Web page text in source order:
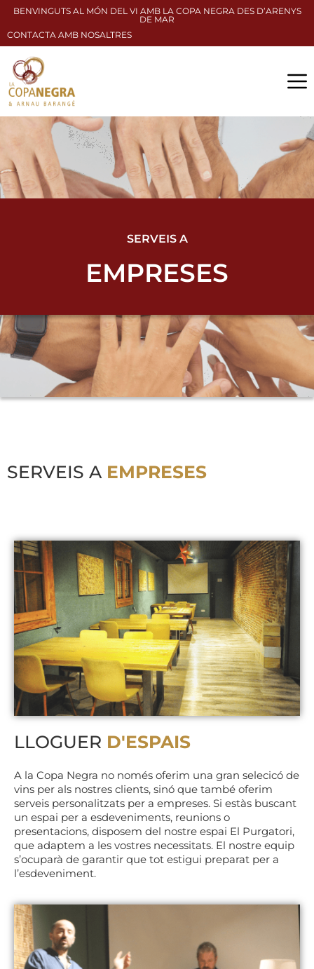
BENVINGUTS AL MÓN DEL VI AMB LA COPA NEGRA DES D’ARENYS
DE MAR
CONTACTA AMB NOSALTRES
SERVEIS A
EMPRESES
SERVEIS A EMPRESES
LLOGUER D'ESPAIS
A la Copa Negra no només oferim una gran selecicó de
vins per als nostres clients, sinó que també oferim
serveis personalitzats per a empreses. Si estàs buscant
un espai per a esdeveniments, reunions o
presentacions, disposem del nostre espai El Purgatori,
que adaptem a les vostres necessitats. El nostre equip
s’ocuparà de garantir que tot estigui preparat per a
l’esdeveniment.